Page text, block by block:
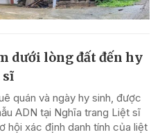
dưới lòng đất đến hy
sĩ
quán và ngày hy sinh, được
ADN tại Nghĩa trang Liệt sĩ
hội xác định danh tính của liệt